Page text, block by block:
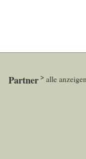
Partner alle anzeigen